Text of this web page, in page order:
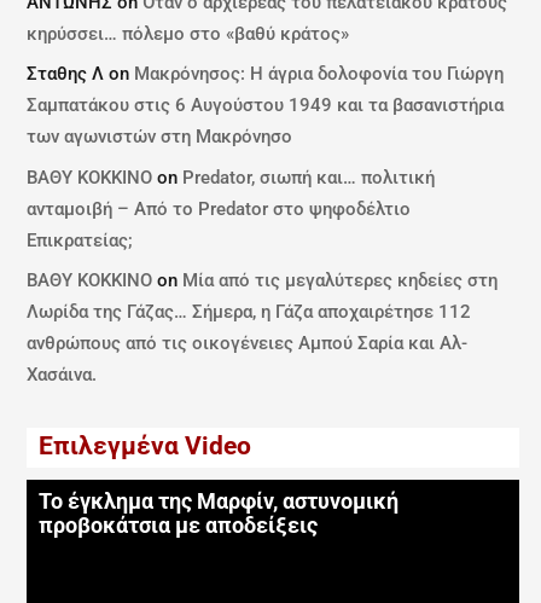
κηρύσσει… πόλεμο στο «βαθύ κράτος»
Σταθης Λ on Μακρόνησος: Η άγρια δολοφονία του Γιώργη
Σαμπατάκου στις 6 Αυγούστου 1949 και τα βασανιστήρια
των αγωνιστών στη Μακρόνησο
ΒΑΘΥ ΚΟΚΚΙΝΟ on Predator, σιωπή και… πολιτική
ανταμοιβή – Από το Predator στο ψηφοδέλτιο
Επικρατείας;
ΒΑΘΥ ΚΟΚΚΙΝΟ on Μία από τις μεγαλύτερες κηδείες στη
Λωρίδα της Γάζας… Σήμερα, η Γάζα αποχαιρέτησε 112
ανθρώπους από τις οικογένειες Αμπού Σαρία και Αλ-
Χασάινα.
Επιλεγμένα Video
Το έγκλημα της Μαρφίν, αστυνομική
προβοκάτσια με αποδείξεις